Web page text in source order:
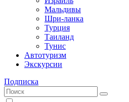
Мальдивы
Шри-ланка
Турция
Таиланд
Тунис
Автотуризм
Экскурсии
Подписка